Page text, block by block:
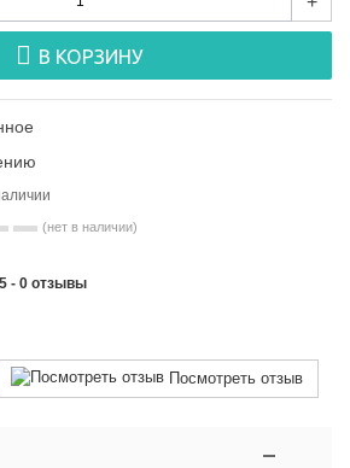
В КОРЗИНУ
(нет в наличии)
5 - 0 отзывы
Посмотреть отзыв